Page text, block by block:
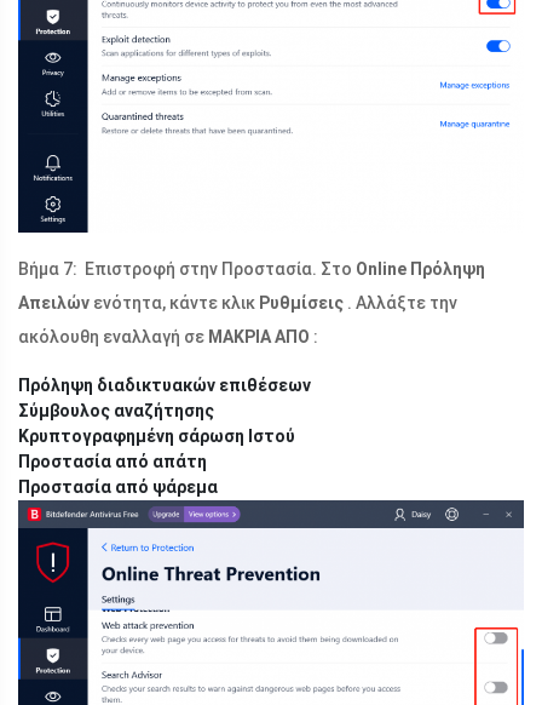
Βήμα 7: Επιστροφή στην Προστασία. Στο Online Πρόληψη
Απειλών ενότητα, κάντε κλικ Ρυθμίσεις . Αλλάξτε την
ακόλουθη εναλλαγή σε ΜΑΚΡΙΑ ΑΠΟ :
Πρόληψη διαδικτυακών επιθέσεων
Σύμβουλος αναζήτησης
Κρυπτογραφημένη σάρωση Ιστού
Προστασία από απάτη
Προστασία από ψάρεμα